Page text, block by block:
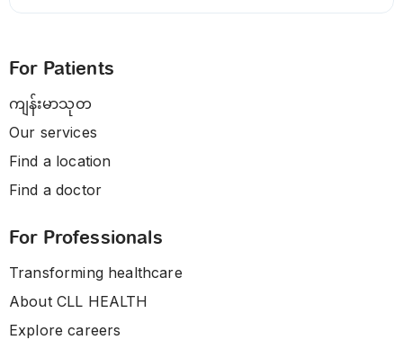
For Patients
ကျန်းမာသုတ
Our services
Find a location
Find a doctor
For Professionals
Transforming healthcare
About CLL HEALTH
Explore careers